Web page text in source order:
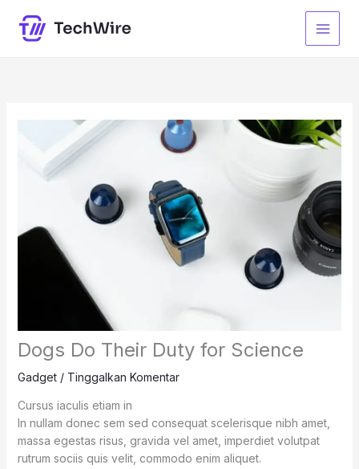
konten
Dogs Do Their Duty for Science
Gadget/ Tinggalkan Komentar
Cursus iaculis etiam in
In nullam donec sem sed consequat scelerisque nibh amet,
massa egestas risus, gravida vel amet, imperdiet volutpat
rutrum sociis quis velit, commodo enim aliquet.